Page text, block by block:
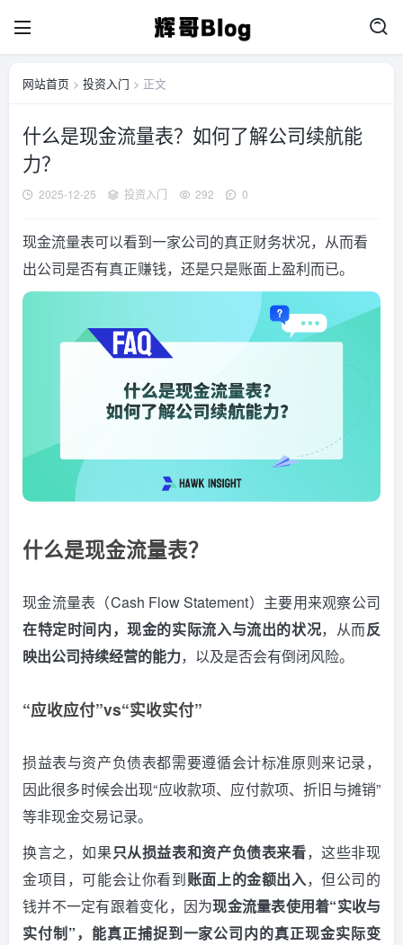
网站首页 > 投资入门 > 正文
什么是现金流量表？如何了解公司续航能
力？
2025-12-25 投资入门 292 0
现金流量表可以看到一家公司的真正财务状况，从而看
出公司是否有真正赚钱，还是只是账面上盈利而已。
什么是现金流量表？
现金流量表（Cash Flow Statement）主要用来观察公司
在特定时间内，现金的实际流入与流出的状况，从而反
映出公司持续经营的能力，以及是否会有倒闭风险。
“应收应付”vs“实收实付”
损益表与资产负债表都需要遵循会计标准原则来记录，
因此很多时候会出现“应收款项、应付款项、折旧与摊销”
等非现金交易记录。
换言之，如果只从损益表和资产负债表来看，这些非现
金项目，可能会让你看到账面上的金额出入，但公司的
钱并不一定有跟着变化，因为现金流量表使用着“实收与
实付制”，能真正捕捉到一家公司内的真正现金实际变